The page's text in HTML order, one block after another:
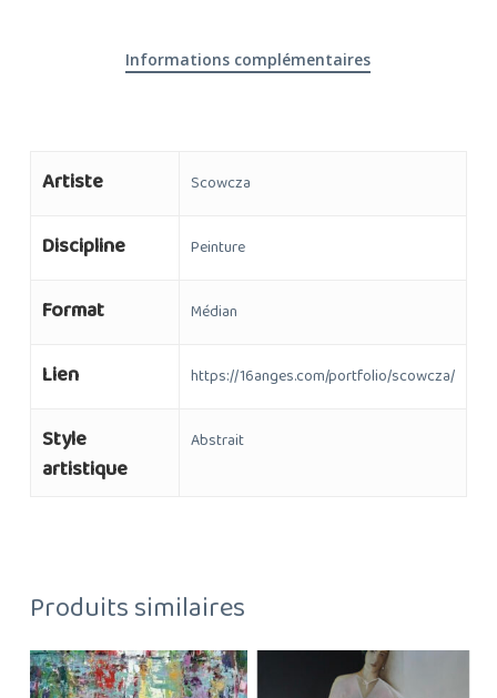
Informations complémentaires
Artiste Scowcza
Discipline Peinture
Format Médian
Lien https://16anges.com/portfolio/scowcza/
Style
artistique
Abstrait
Produits similaires